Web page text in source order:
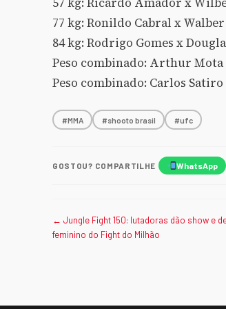
77 kg: Ronildo Cabral x
84 kg: Rodrigo Gomes x
Peso combinado: Arthur
Peso combinado: Carlos
#MMA #shooto brasil #ufc
GOSTOU? COMPARTILHE WhatsApp
← Jungle Fight 150: lutadoras dão show e
feminino do Fight do Milhão